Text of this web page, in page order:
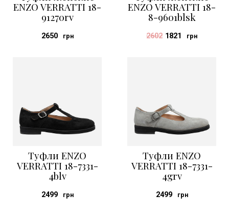
ENZO VERRATTI 18-
91270rv
2650 грн
ENZO VERRATTI 18-
8-9601blsk
2602 1821 грн
Туфли ENZO
VERRATTI 18-7331-
4blv
2499 грн
Туфли ENZO
VERRATTI 18-7331-
4grv
2499 грн